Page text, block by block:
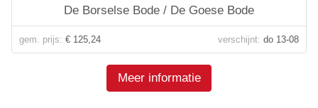
De Borselse Bode / De Goese Bode
gem. prijs: € 125,24 verschijnt: do 13-08
Meer informatie